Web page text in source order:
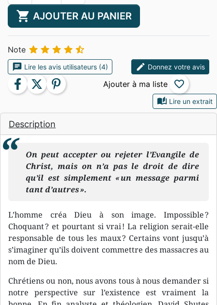
auto_stories Lire un extrait
Description
On peut accepter ou rejeter l’Evangile de
Christ, mais on n’a pas le droit de dire
qu’il est simplement « un message parmi
tant d’autres ».
L’homme créa Dieu à son image. Impossible ?
Choquant ? et pourtant si vrai ! La religion serait-elle
responsable de tous les maux ? Certains vont jusqu’à
s’imaginer qu’ils doivent commettre des massacres au
nom de Dieu.
Chrétiens ou non, nous avons tous à nous demander si
notre perspective sur l’existence est vraiment la
shopping_cart AJOUTER AU PANIER
Note     
chat Lire les avis utilisateurs (4) edit Donnez votre avis
facebook twitter pinterest favorite_border